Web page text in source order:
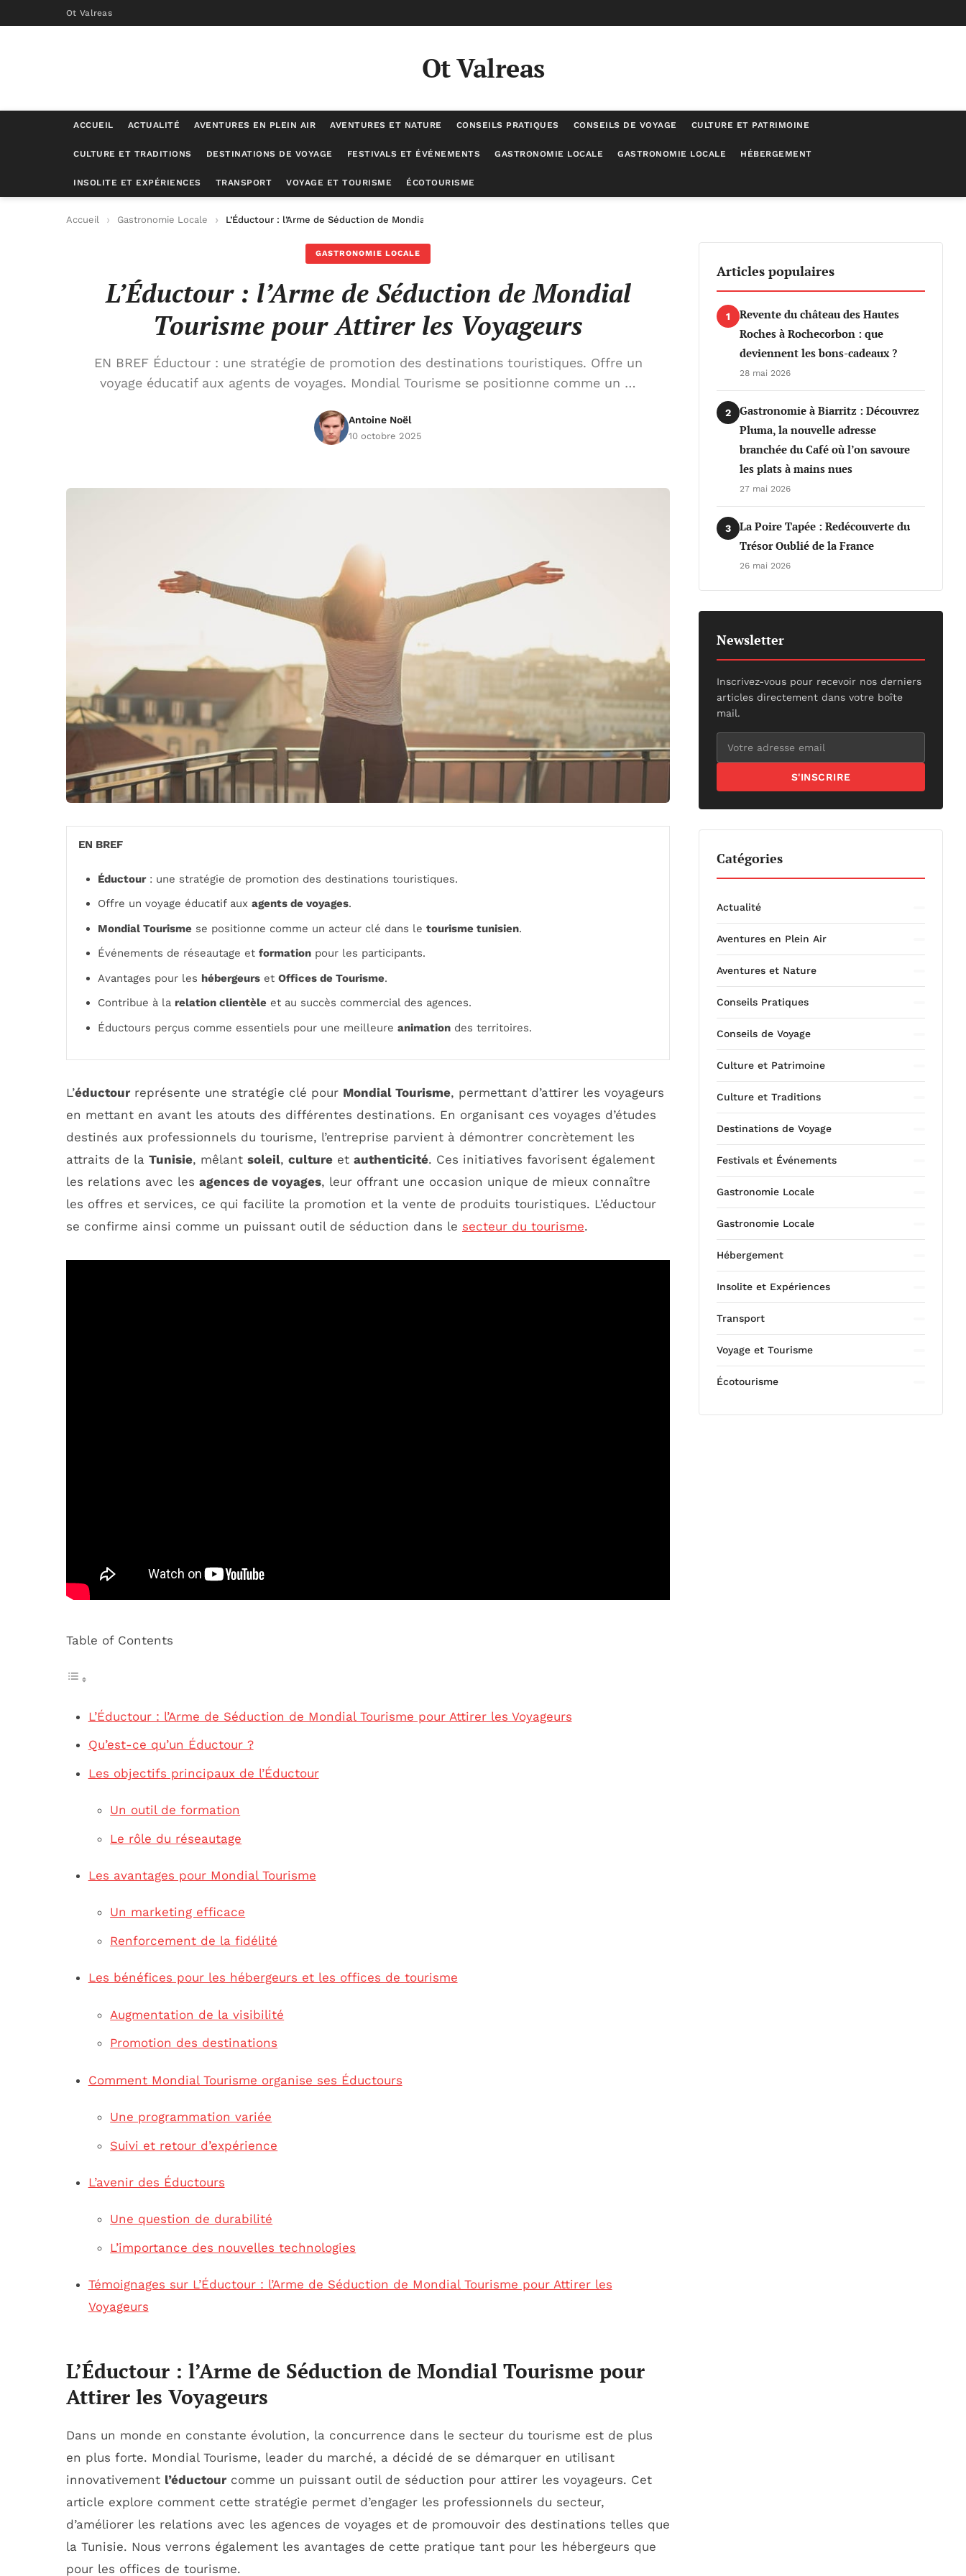
Ot Valreas
Ot Valreas
ACCUEIL ACTUALITÉ AVENTURES EN PLEIN AIR AVENTURES ET NATURE CONSEILS PRATIQUES CONSEILS DE VOYAGE CULTURE ET PATRIMOINE
CULTURE ET TRADITIONS DESTINATIONS DE VOYAGE FESTIVALS ET ÉVÉNEMENTS GASTRONOMIE LOCALE GASTRONOMIE LOCALE HÉBERGEMENT
INSOLITE ET EXPÉRIENCES TRANSPORT VOYAGE ET TOURISME ÉCOTOURISME
Accueil Gastronomie Locale L’Éductour : l’Arme de Séduction de Mondial Tourisme pour Attirer les Voyageurs
GASTRONOMIE LOCALE
L’Éductour : l’Arme de Séduction de Mondial
Tourisme pour Attirer les Voyageurs
EN BREF Éductour : une stratégie de promotion des destinations touristiques. Offre un
voyage éducatif aux agents de voyages. Mondial Tourisme se positionne comme un …
Antoine Noël
10 octobre 2025
EN BREF
Éductour: une stratégie de promotion des destinations touristiques.
Offre un voyage éducatif aux agents de voyages.
Mondial Tourisme se positionne comme un acteur clé dans le tourisme tunisien.
Événements de réseautage et formation pour les participants.
Avantages pour les hébergeurs et Offices de Tourisme.
Contribue à la relation clientèle et au succès commercial des agences.
Éductours perçus comme essentiels pour une meilleure animation des territoires.
L’éductour représente une stratégie clé pour Mondial Tourisme, permettant d’attirer les voyageurs
en mettant en avant les atouts des différentes destinations. En organisant ces voyages d’études
destinés aux professionnels du tourisme, l’entreprise parvient à démontrer concrètement les
attraits de la Tunisie, mêlant soleil, culture et authenticité. Ces initiatives favorisent également
les relations avec les agences de voyages, leur offrant une occasion unique de mieux connaître
les offres et services, ce qui facilite la promotion et la vente de produits touristiques. L’éductour
se confirme ainsi comme un puissant outil de séduction dans le secteur du tourisme.
Table of Contents
L’Éductour : l’Arme de Séduction de Mondial Tourisme pour Attirer les Voyageurs
Qu’est-ce qu’un Éductour ?
Les objectifs principaux de l’Éductour
Un outil de formation
Le rôle du réseautage
Les avantages pour Mondial Tourisme
Un marketing efficace
Renforcement de la fidélité
Les bénéfices pour les hébergeurs et les offices de tourisme
Augmentation de la visibilité
Promotion des destinations
Comment Mondial Tourisme organise ses Éductours
Une programmation variée
Suivi et retour d’expérience
L’avenir des Éductours
Une question de durabilité
L’importance des nouvelles technologies
Témoignages sur L’Éductour : l’Arme de Séduction de Mondial Tourisme pour Attirer les
Voyageurs
L’Éductour : l’Arme de Séduction de Mondial Tourisme pour
Attirer les Voyageurs
Dans un monde en constante évolution, la concurrence dans le secteur du tourisme est de plus
en plus forte. Mondial Tourisme, leader du marché, a décidé de se démarquer en utilisant
innovativement l’éductour comme un puissant outil de séduction pour attirer les voyageurs. Cet
article explore comment cette stratégie permet d’engager les professionnels du secteur,
d’améliorer les relations avec les agences de voyages et de promouvoir des destinations telles que
la Tunisie. Nous verrons également les avantages de cette pratique tant pour les hébergeurs que
pour les offices de tourisme.
Articles populaires
1
Revente du château des Hautes
Roches à Rochecorbon : que
deviennent les bons-cadeaux ?
28 mai 2026
2
Gastronomie à Biarritz : Découvrez
Pluma, la nouvelle adresse
branchée du Café où l’on savoure
les plats à mains nues
27 mai 2026
3
La Poire Tapée : Redécouverte du
Trésor Oublié de la France
26 mai 2026
Newsletter
Inscrivez-vous pour recevoir nos derniers
articles directement dans votre boîte
mail.
S'INSCRIRE
Catégories
Actualité
Aventures en Plein Air
Aventures et Nature
Conseils Pratiques
Conseils de Voyage
Culture et Patrimoine
Culture et Traditions
Destinations de Voyage
Festivals et Événements
Gastronomie Locale
Gastronomie Locale
Hébergement
Insolite et Expériences
Transport
Voyage et Tourisme
Écotourisme